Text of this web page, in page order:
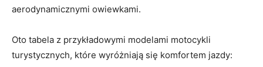
aerodynamicznymi owiewkami.
Oto tabela z przykładowymi modelami motocykli
turystycznych, które wyróżniają się komfortem jazdy: